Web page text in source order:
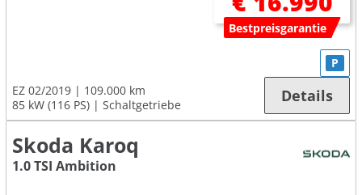
Bestpreisgarantie
EZ 02/2019
109.000 km
85 kW (116 PS)
Schaltgetriebe
P
Details
Skoda Karoq
1.0 TSI Ambition